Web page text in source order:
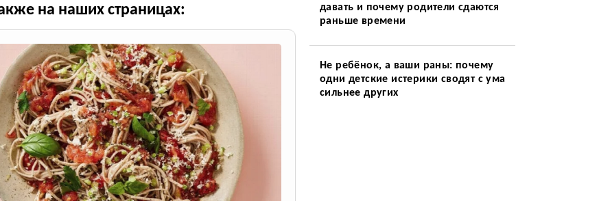
на наших страницах:
давать и почему родители сдаются
раньше времени
Не ребёнок, а ваши раны: почему
одни детские истерики сводят с ума
сильнее других